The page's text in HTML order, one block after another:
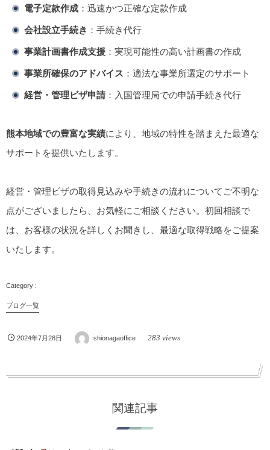
電子定款作成 ：迅速かつ正確な定款作成
会社設立手続き ：手続き代行
事業計画書作成支援 ：実現可能性の高い計画書の作成
事業所確保のアドバイス ：適法な事業所選定のサポート
経営・管理ビザ申請 ：入国管理局での申請手続き代行
熊本地域での豊富な実績により、地域の特性を踏まえた最適な
サポートを提供いたします。
経営・管理ビザの取得見込みや手続きの流れについてご不明な
点がございましたら、お気軽にご相談ください。初回相談で
は、お客様の状況を詳しくお聞きし、最適な取得戦略をご提案
いたします。
ブログ一覧
2024年7月28日 shionagaoffice 283 views
関連記事